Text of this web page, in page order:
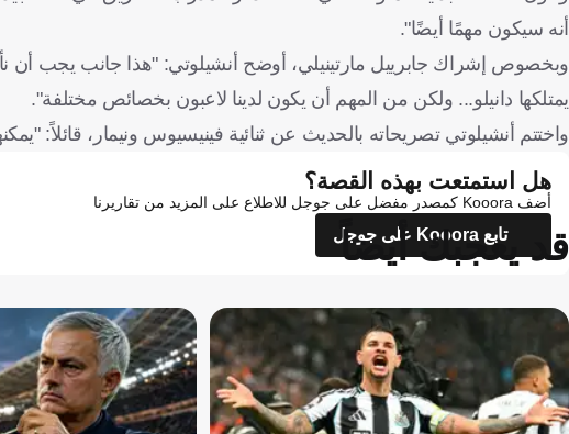
أنه سيكون مهمًا أيضًا".
وبخصوص إشراك جابرييل مارتينيلي، أوضح أنشيلوتي: "هذا جانب يجب أن
يمتلكها دانيلو... ولكن من المهم أن يكون لدينا لاعبون بخصائص مختلفة".
واختتم أنشيلوتي تصريحاته بالحديث عن ثنائية فينيسيوس ونيمار، قائلاً:
هل استمتعت بهذه القصة؟
أضف Kooora كمصدر مفضل على جوجل للاطلاع على المزيد من تقاريرنا
تابع Kooora على جوجل
قد يعجبك أيضاً